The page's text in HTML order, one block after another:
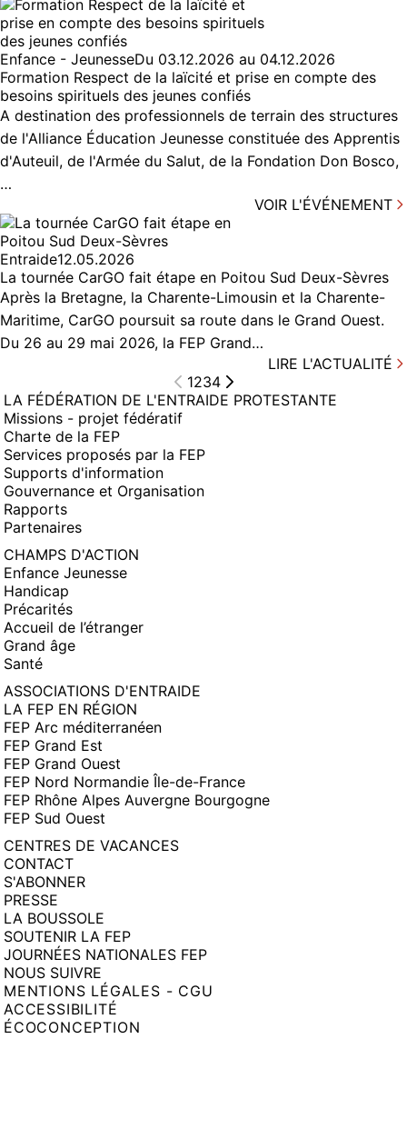
Enfance - JeunesseDu 03.12.2026 au 04.12.2026
Formation Respect de la laïcité et prise en compte des
besoins spirituels des jeunes confiés
A destination des professionnels de terrain des structures
de l'Alliance Éducation Jeunesse constituée des Apprentis
d'Auteuil, de l'Armée du Salut, de la Fondation Don Bosco,
…
VOIR L'ÉVÉNEMENT
Entraide12.05.2026
La tournée CarGO fait étape en Poitou Sud Deux-Sèvres
Après la Bretagne, la Charente-Limousin et la Charente-
Maritime, CarGO poursuit sa route dans le Grand Ouest.
Du 26 au 29 mai 2026, la FEP Grand…
LIRE L'ACTUALITÉ
1234
LA FÉDÉRATION DE L'ENTRAIDE PROTESTANTE
Missions - projet fédératif
Charte de la FEP
Services proposés par la FEP
Supports d'information
Gouvernance et Organisation
Rapports
Partenaires
CHAMPS D'ACTION
Enfance Jeunesse
Handicap
Précarités
Accueil de l’étranger
Grand âge
Santé
ASSOCIATIONS D'ENTRAIDE
LA FEP EN RÉGION
FEP Arc méditerranéen
FEP Grand Est
FEP Grand Ouest
FEP Nord Normandie Île-de-France
FEP Rhône Alpes Auvergne Bourgogne
FEP Sud Ouest
CENTRES DE VACANCES
CONTACT
S'ABONNER
PRESSE
LA BOUSSOLE
SOUTENIR LA FEP
JOURNÉES NATIONALES FEP
NOUS SUIVRE
MENTIONS LÉGALES - CGU
ACCESSIBILITÉ
ÉCOCONCEPTION